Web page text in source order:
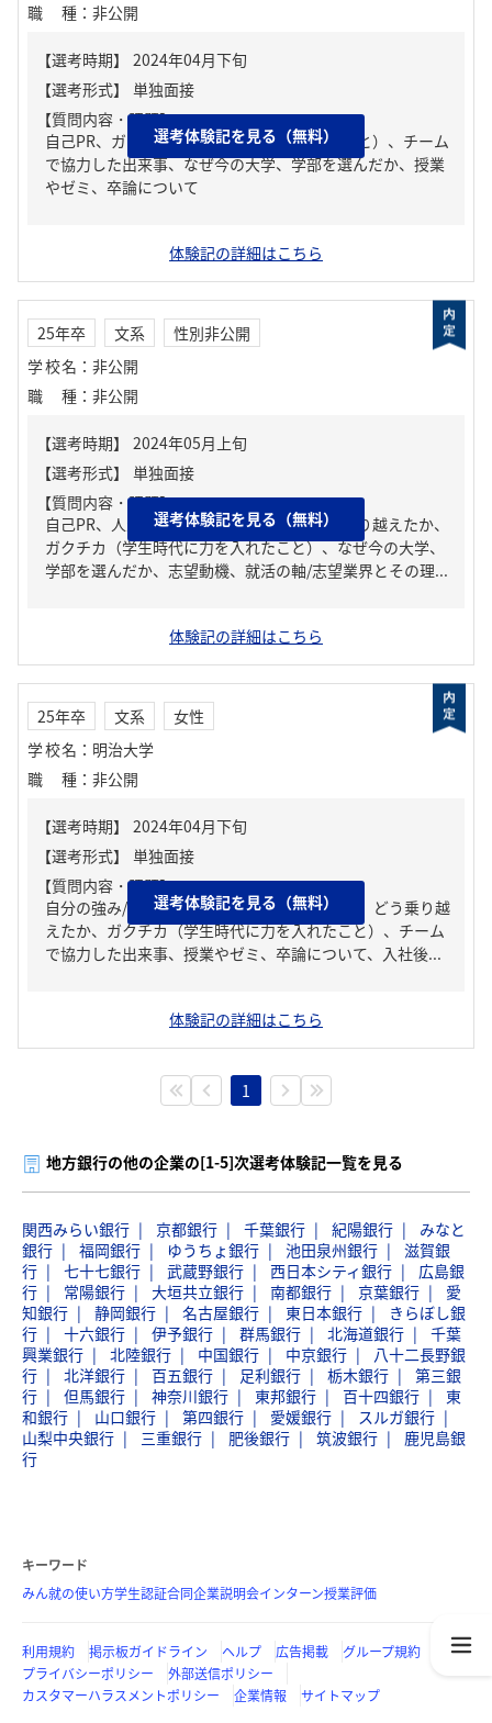
職種 ： 非公開
【質問内容・課題】
自己PR、ガクチカ（学生時代に力を入れたこと）、チーム
で協力した出来事、なぜ今の大学、学部を選んだか、授業
やゼミ、卒論について
選考体験記を見る（無料）
体験記の詳細はこちら
25年卒 文系
性別非公開
学校名 ： 非公開
職種 ： 非公開
【質問内容・課題】
自己PR、人生の中で大きな挫折経験。どう乗り越えたか、
ガクチカ（学生時代に力を入れたこと）、なぜ今の大学、
学部を選んだか、志望動機、就活の軸/志望業界とその理...
選考体験記を見る（無料）
体験記の詳細はこちら
25年卒 文系
女性
学校名 ： 明治大学
職種 ： 非公開
【質問内容・課題】
自分の強み/弱み、人生の中で大きな挫折経験。どう乗り越
えたか、ガクチカ（学生時代に力を入れたこと）、チーム
で協力した出来事、授業やゼミ、卒論について、入社後...
選考体験記を見る（無料）
体験記の詳細はこちら
1
地方銀行の他の企業の[1-5]次選考体験記一覧を見る
関西みらい銀行 京都銀行 千葉銀行 紀陽銀行
みなと
銀行
福岡銀行 ゆうちょ銀行 池田泉州銀行
滋賀銀
行
七十七銀行 武蔵野銀行 西日本シティ銀行
広島銀
行
常陽銀行 大垣共立銀行 南都銀行 京葉銀行
愛
知銀行
静岡銀行 名古屋銀行 東日本銀行
きらぼし銀
行
十六銀行 伊予銀行 群馬銀行 北海道銀行
千葉
興業銀行
北陸銀行 中国銀行 中京銀行
八十二長野銀
行
北洋銀行 百五銀行 足利銀行 栃木銀行
第三銀
行
但馬銀行 神奈川銀行 東邦銀行 百十四銀行
東
和銀行
山口銀行 第四銀行 愛媛銀行
スルガ銀行
山梨中央銀行
三重銀行 肥後銀行 筑波銀行
鹿児島銀
行
キーワード
みん就の使い方学生認証合同企業説明会インターン授業評価
利用規約 掲示板ガイドライン ヘルプ 広告掲載
グループ規約
プライバシーポリシー
外部送信ポリシー
カスタマーハラスメントポリシー
企業情報 サイトマップ